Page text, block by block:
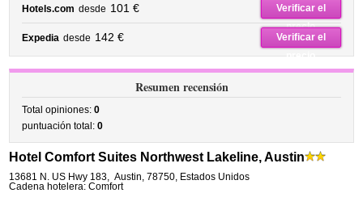
Hotels.com desde 101 €
Verificar el
precio
Expedia desde 142 €
Verificar el
precio
Resumen recensión
Total opiniones:0
puntuación total:0
Hotel Comfort Suites Northwest Lakeline, Austin
13681 N. US Hwy 183, Austin,78750, Estados Unidos
Cadena hotelera: Comfort